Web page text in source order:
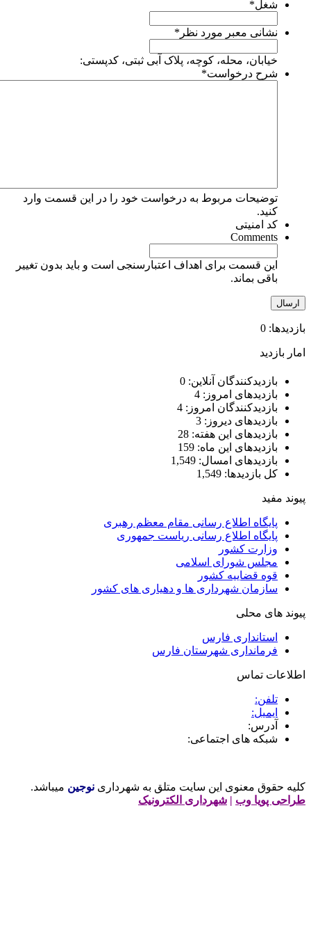
شغل*
نشانی معبر مورد نظر*
خیابان، محله، کوچه، پلاک آبی ثبتی، کدپستی:
شرح درخواست*
توضیحات مربوط به درخواست خود را در این قسمت وارد
کنید.
کد امنیتی
Comments
این قسمت برای اهداف اعتبارسنجی است و باید بدون تغییر
باقی بماند.
0
بازدید
بازدیدکنندگان آنلاین:0
بازدیدهای امروز:4
بازدیدکنندگان امروز:4
بازدیدهای دیروز:3
بازدیدهای این هفته:28
بازدیدهای این ماه:159
بازدیدهای امسال: 1,549
کل بازدیدها:1,549
مفید
پایگاه اطلاع رسانی مقام معظم رهبری
پایگاه اطلاع رسانی ریاست جمهوری
وزارت کشور
مجلس شورای اسلامی
قوه قضاییه کشور
سازمان شهرداری ها و دهیاری های کشور
های محلی
استانداری فارس
فرمانداری شهرستان فارس
تماس
تلفن:
ایمیل:
آدرس:
شبکه های اجتماعی:
حقوق معنوی این سایت متلق به شهردارینوجینمیباشد.
پویا وب| شهرداری الکترونیک